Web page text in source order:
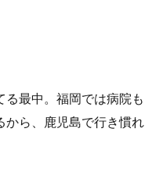
最中。福岡では病院も
から、鹿児島で行き慣れ